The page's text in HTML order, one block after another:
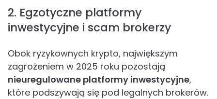
2. Egzotyczne platformy
inwestycyjne i scam brokerzy
Obok ryzykownych krypto, największym
zagrożeniem w 2025 roku pozostają
nieuregulowane platformy inwestycyjne,
które podszywają się pod legalnych brokerów.